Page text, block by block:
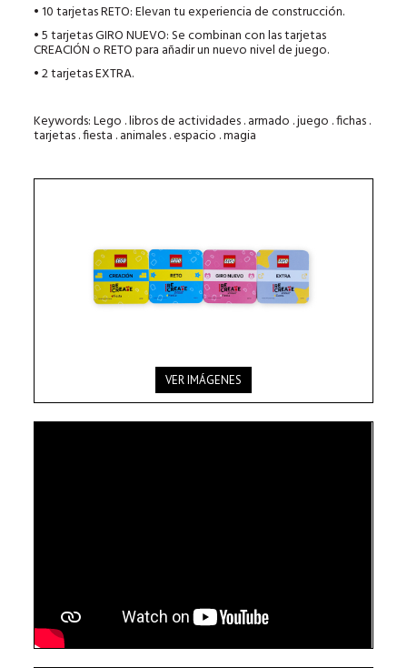
• 10 tarjetas RETO: Elevan tu experiencia de construcción.
• 5 tarjetas GIRO NUEVO: Se combinan con las tarjetas
CREACIÓN o RETO para añadir un nuevo nivel de juego.
• 2 tarjetas EXTRA.
Keywords: Lego . libros de actividades . armado . juego . fichas .
tarjetas . fiesta . animales . espacio . magia
VER IMÁGENES